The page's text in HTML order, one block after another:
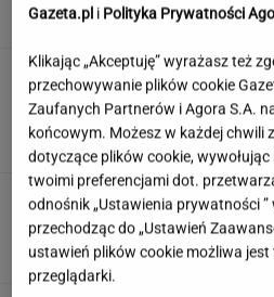
MATERIAŁ PROMOCYJNY
jego wujka
mikrodramy
SUBSKRYPCJA
Wystarczy jedno
tym poznasz
Gazeta.pl i Polityka Prywatności
Klikając „Akceptuję” wyrażasz też
przechowywanie plików cookie
Zaufanych Partnerów i Agora S.A.
końcowym. Możesz w każdej chwili
dotyczące plików cookie,
twoimi preferencjami dot.
odnośnik „Ustawienia prywatności
przechodząc do „Ustawień
ustawień plików cookie możliwa
przeglądarki.